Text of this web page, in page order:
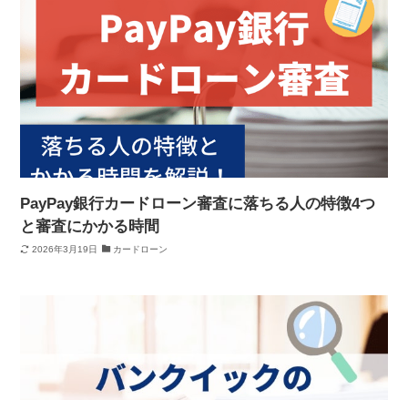
PayPay銀行カードローン審査に落ちる人の特徴4つ
と審査にかかる時間
2026年3月19日 カードローン